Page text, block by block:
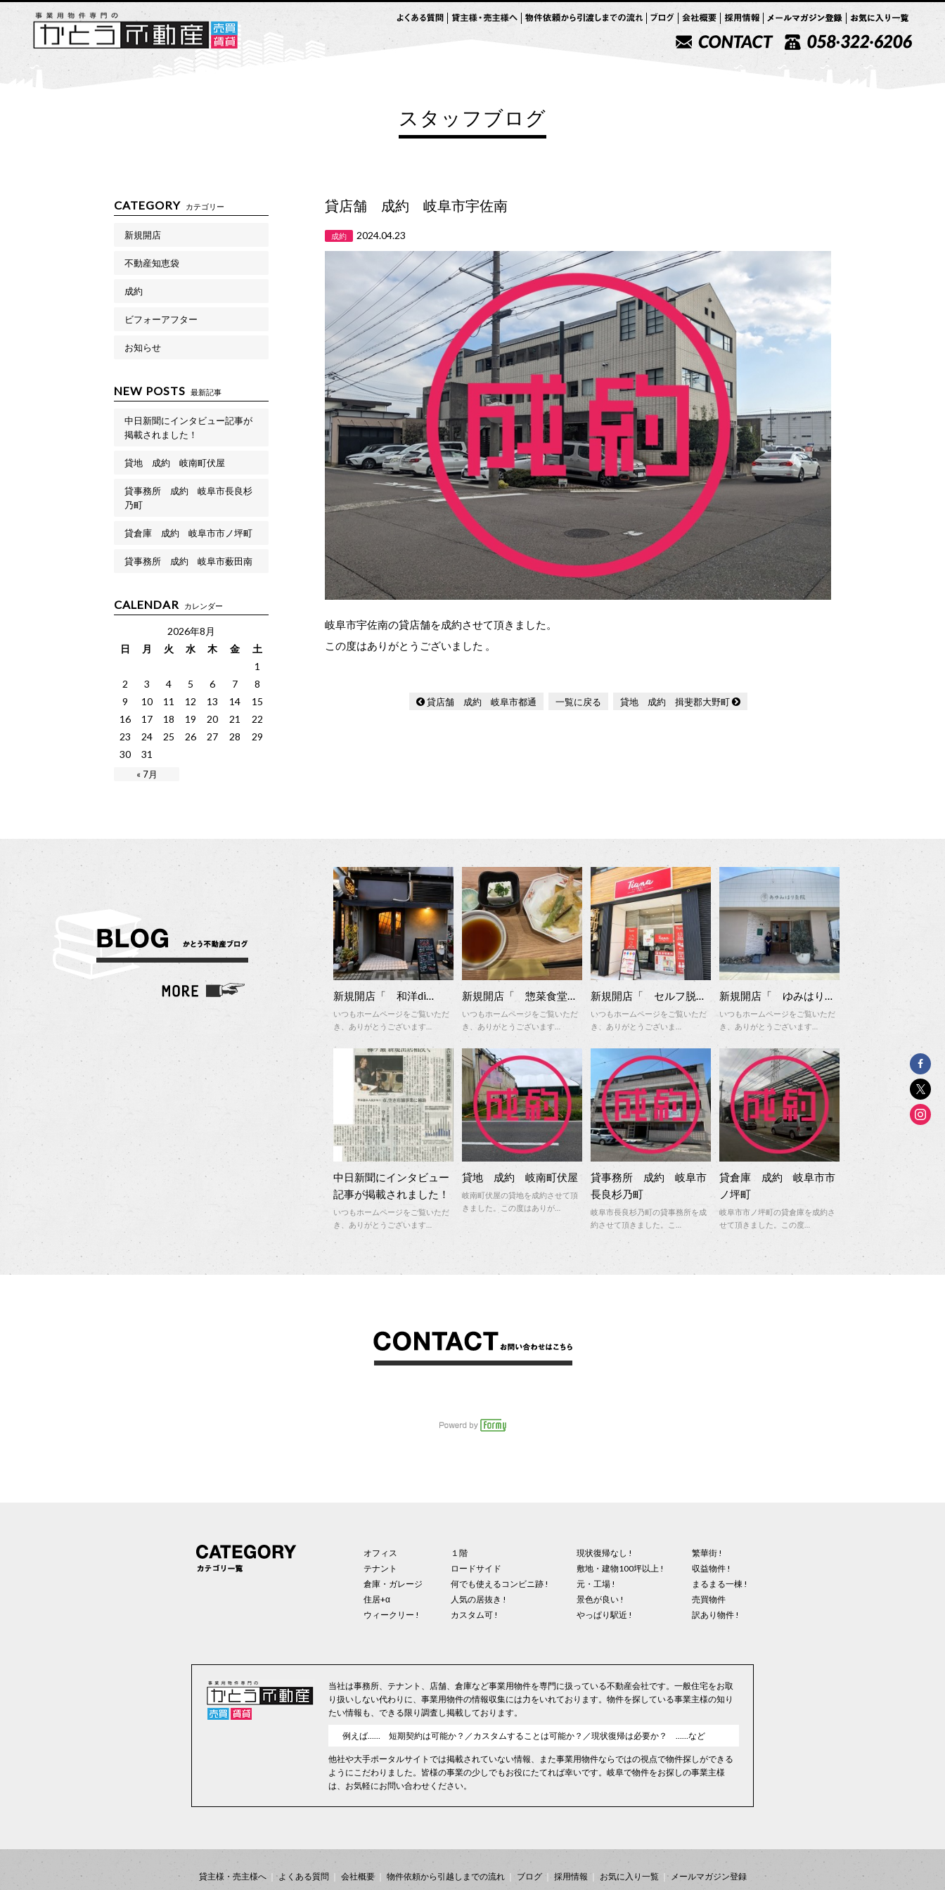
スタッフブログ
CATEGORY カテゴリー
新規開店
不動産知恵袋
成約
ビフォーアフター
お知らせ
NEW POSTS 最新記事
中日新聞にインタビュー記事が
掲載されました！
貸地 成約 岐南町伏屋
貸事務所 成約 岐阜市長良杉
乃町
貸倉庫 成約 岐阜市市ノ坪町
貸事務所 成約 岐阜市薮田南
CALENDAR カレンダー
2026年8月
日
月 火 水 木 金 土
« 7月
1
2
3 4 5 6 7
8
9
10 11 12 13 14
15
16
17 18 19 20 21
22
23
24 25 26 27 28
29
30
31
貸店舗 成約 岐阜市宇佐南
成約 2024.04.23
岐阜市宇佐南の貸店舗を成約させて頂きました。
この度はありがとうございました 。
貸店舗 成約 岐阜市都通 一覧に戻る 貸地 成約 揖斐郡大野町
新規開店「 和洋di…
いつもホームページをご覧いただ
き、ありがとうございます…
新規開店「 惣菜食堂…
いつもホームページをご覧いただ
き、ありがとうございます…
新規開店「 セルフ脱…
いつもホームページをご覧いただ
き、ありがとうございま…
新規開店「 ゆみはり…
いつもホームページをご覧いただ
き、ありがとうございます…
中日新聞にインタビュー
記事が掲載されました！
いつもホームページをご覧いただ
き、ありがとうございます…
貸地 成約 岐南町伏屋
岐南町伏屋の貸地を成約させて頂
きました。この度はありが…
貸事務所 成約 岐阜市
長良杉乃町
岐阜市長良杉乃町の貸事務所を成
約させて頂きました。こ…
貸倉庫 成約 岐阜市市
ノ坪町
岐阜市市ノ坪町の貸倉庫を成約さ
せて頂きました。この度…
オフィス
テナント
倉庫・ガレージ
住居+α
ウィークリー !
１階
ロードサイド
何でも使えるコンビニ跡 !
人気の居抜き !
カスタム可 !
現状復帰なし !
敷地・建物100坪以上 !
元・工場 !
景色が良い !
やっぱり駅近 !
繁華街 !
収益物件 !
まるまる一棟 !
売買物件
訳あり物件 !
当社は事務所、テナント、店舗、倉庫など事業用物件を専門に扱っている不動産会社です。一般住宅をお取
り扱いしない代わりに、事業用物件の情報収集には力をいれております。物件を探している事業主様の知り
たい情報も、できる限り調査し掲載しております。
例えば…… 短期契約は可能か？／カスタムすることは可能か？／現状復帰は必要か？ ……など
他社や大手ポータルサイトでは掲載されていない情報、また事業用物件ならではの視点で物件探しができる
ようにこだわりました。皆様の事業の少しでもお役にたてれば幸いです。岐阜で物件をお探しの事業主様
は、お気軽にお問い合わせください。
貸主様・売主様へ よくある質問 会社概要 物件依頼から引越しまでの流れ ブログ 採用情報 お気に入り一覧 メールマガジン登録